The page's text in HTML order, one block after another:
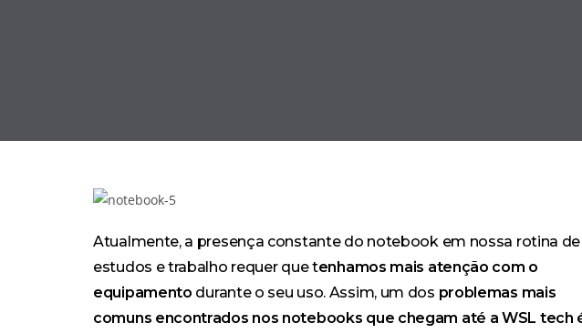
Atualmente, a presença constante do notebook em nossa rotina de
estudos e trabalho requer que tenhamos mais atenção com o
equipamento durante o seu uso. Assim, um dos problemas mais
comuns encontrados nos notebooks que chegam até a WSL tech